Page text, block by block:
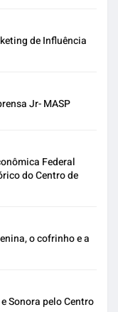
de Influência
Jr- MASP
Federal
do Centro de
o cofrinho e a
Sonora pelo Centro